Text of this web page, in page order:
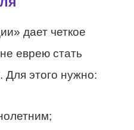
дает четкое
еврею стать
этого нужно: